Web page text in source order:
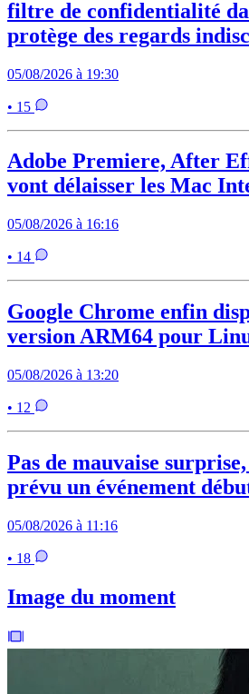
filtre de confidentialité
protège des regards
05/08/2026 à 19:30
• 15
Adobe Premiere, After
vont délaisser les Mac
05/08/2026 à 16:16
• 14
Google Chrome enfin
version ARM64 pour
05/08/2026 à 13:20
• 12
Pas de mauvaise
prévu un événement
05/08/2026 à 11:16
• 18
Image du moment